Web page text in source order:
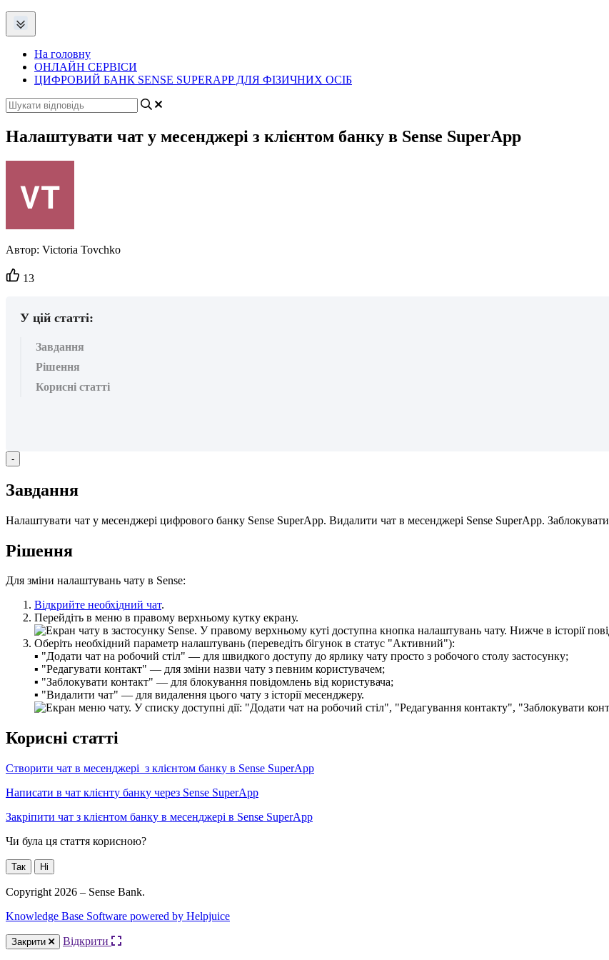
На головну
ОНЛАЙН СЕРВІСИ
ЦИФРОВИЙ БАНК SENSE SUPERAPP ДЛЯ ФІЗИЧНИХ ОСІБ
Налаштувати чат у месенджері з клієнтом банку в Sense SuperApp
Автор: Victoria Tovchko
Кількість
вподобайок:
13
У цій статті:
Завдання
Рішення
Корисні статті
-
Завдання
Налаштувати чат у месенджері цифрового банку Sense SuperApp. Видалити чат в месенджері Sense SuperApp. Заблокувати
Рішення
Для зміни налаштувань чату в Sense:
Відкрийте необхідний чат.
Перейдіть в меню в правому верхньому кутку екрану.
Оберіть необхідний параметр налаштувань (переведіть бігунок в статус "Активний"):
▪ "Додати чат на робочий стіл" — для швидкого доступу до ярлику чату просто з робочого столу застосунку;
▪ "Редагувати контакт" — для зміни назви чату з певним користувачем;
▪ "Заблокувати контакт" — для блокування повідомлень від користувача;
▪ "Видалити чат" — для видалення цього чату з історії месенджеру.
Корисні статті
Створити чат в месенджері з клієнтом банку в Sense SuperApp
Написати в чат клієнту банку через Sense SuperApp
Закріпити чат з клієнтом банку в месенджері в Sense SuperApp
Чи була ця стаття корисною?
Так Ні
Copyright 2026 – Sense Bank.
Knowledge Base Software powered by Helpjuice
Закрити Відкрити